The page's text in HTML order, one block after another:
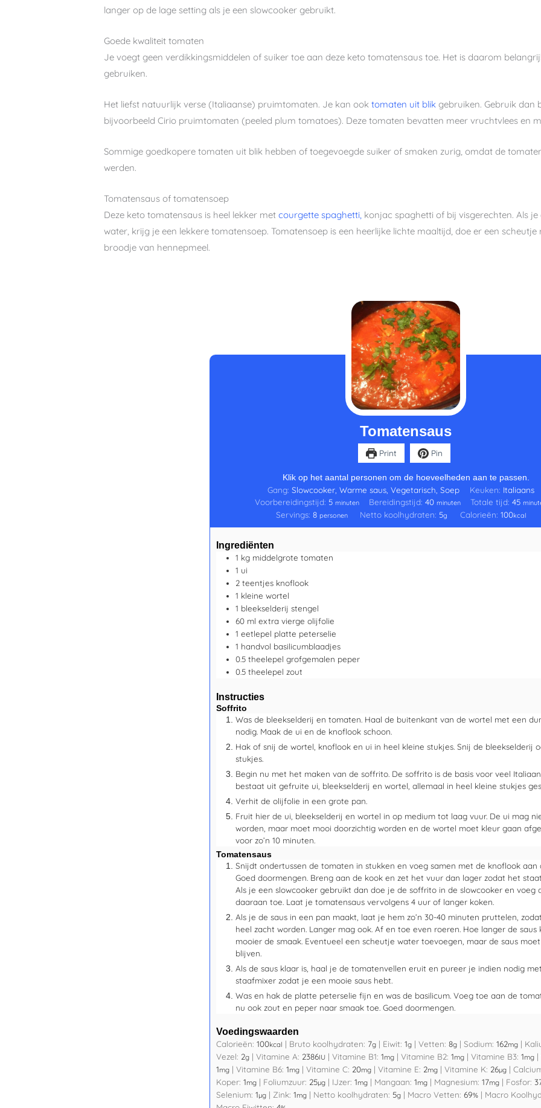
langer op de lage setting als je een slowcooker gebruikt.
Goede kwaliteit tomaten
Je voegt geen verdikkingsmiddelen of suiker toe aan deze keto tomatensaus toe. Het is daarom
gebruiken.
Het liefst natuurlijk verse (Italiaanse) pruimtomaten. Je kan ook tomaten uit blikgebruiken. Gebruik dan
bijvoorbeeld Cirio pruimtomaten (peeled plum tomatoes). Deze tomaten bevatten meer vruchtvlees en
Sommige goedkopere tomaten uit blik hebben of toegevoegde suiker of smaken zurig, omdat de
werden.
Tomatensaus of tomatensoep
Deze keto tomatensaus is heel lekker metcourgette spaghetti, konjac spaghetti of bij visgerechten. Als
water, krijg je een lekkere tomatensoep. Tomatensoep is een heerlijke lichte maaltijd, doe er een
broodje van hennepmeel.
Tomatensaus
Print Pin
Klik op het aantal personen om de hoeveelheden aan te passen.
Gang:Slowcooker, Warme saus, Vegetarisch, Soep Keuken: Italiaans
Voorbereidingstijd: 5
minuten
minuten Bereidingstijd: 40
minuten
minuten Totale tijd:45
Servings:8 personen Netto koolhydraten: 5g Calorieën: 100kcal
Ingrediënten
1 kg middelgrote tomaten
1 ui
2 teentjes knoflook
1 kleine wortel
1 bleekselderij stengel
60 ml extra vierge olijfolie
1 eetlepel platte peterselie
1 handvol basilicumblaadjes
0.5 theelepel grofgemalen peper
0.5 theelepel zout
Instructies
Soffrito
Was de bleekselderij en tomaten. Haal de buitenkant van de wortel met een
nodig. Maak de ui en de knoflook schoon.
Hak of snij de wortel, knoflook en ui in heel kleine stukjes. Snij de bleekselderij
stukjes.
Begin nu met het maken van de soffrito. De soffrito is de basis voor veel
bestaat uit gefruite ui, bleekselderij en wortel, allemaal in heel kleine stukjes
Verhit de olijfolie in een grote pan.
Fruit hier de ui, bleekselderij en wortel in op medium tot laag vuur. De ui mag
worden, maar moet mooi doorzichtig worden en de wortel moet kleur gaan
voor zo’n 10 minuten.
Tomatensaus
Snijdt ondertussen de tomaten in stukken en voeg samen met de knoflook aan
Goed doormengen. Breng aan de kook en zet het vuur dan lager zodat het
Als je een slowcooker gebruikt dan doe je de soffrito in de slowcooker en voeg
daaraan toe. Laat je tomatensaus vervolgens 4 uur of langer koken.
Als je de saus in een pan maakt, laat je hem zo’n 30-40 minuten pruttelen,
heel zacht worden. Langer mag ook. Af en toe even roeren. Hoe langer de saus
mooier de smaak. Eventueel een scheutje water toevoegen, maar de saus
blijven.
Als de saus klaar is, haal je de tomatenvellen eruit en pureer je indien nodig
staafmixer zodat je een mooie saus hebt.
Was en hak de platte peterselie fijn en was de basilicum. Voeg toe aan de
nu ook zout en peper naar smaak toe. Goed doormengen.
Voedingswaarden
Calorieën: 100kcal | Bruto koolhydraten: 7g | Eiwit: 1g | Vetten: 8g | Sodium: 162mg |
Vezel: 2g | Vitamine A: 2386IU | Vitamine B1: 1mg | Vitamine B2: 1mg | Vitamine B3: 1mg |
1mg | Vitamine B6: 1mg | Vitamine C: 20mg | Vitamine E: 2mg | Vitamine K: 26µg |
Koper: 1mg | Foliumzuur: 25µg | IJzer: 1mg | Mangaan: 1mg | Magnesium: 17mg | Fosfor:
Selenium: 1µg | Zink: 1mg | Netto koolhydraten: 5g | Macro Vetten: 69% | Macro